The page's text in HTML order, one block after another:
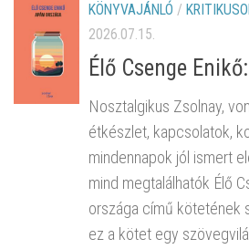
KÖNYVAJÁNLÓ /
2026.07.15.
Élő Csenge
Nosztalgikus Zsolnay,
étkészlet, kapcsolatok,
mindennapok jól ismert
mind megtalálhatók Élő
országa című kötetének
ez a kötet egy